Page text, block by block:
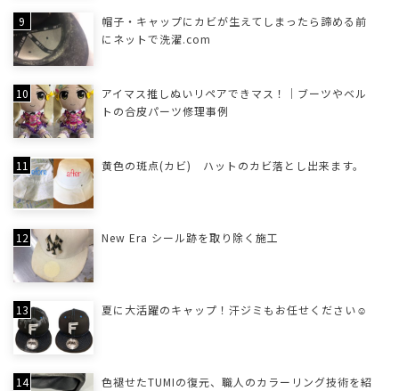
帽子・キャップにカビが生えてしまったら諦める前
にネットで洗濯.com
アイマス推しぬいリペアできマス！｜ブーツやベル
トの合皮パーツ修理事例
黄色の斑点(カビ) ハットのカビ落とし出来ます。
New Era シール跡を取り除く施工
夏に大活躍のキャップ！汗ジミもお任せください☺
色褪せたTUMIの復元、職人のカラーリング技術を紹